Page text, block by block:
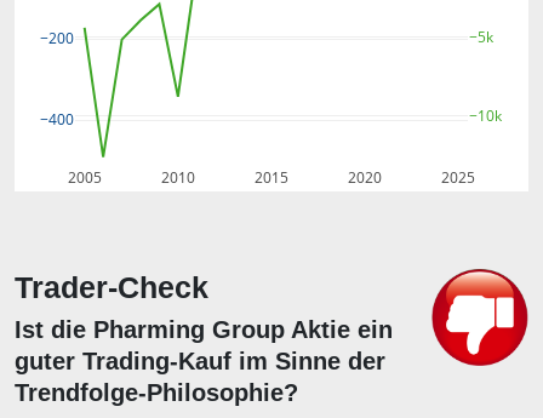
2005 2010 2015 2020 2025
−400
−200
−10k
−5k
Trader-Check
Ist die Pharming Group Aktie ein
guter Trading-Kauf im Sinne der
Trendfolge-Philosophie?